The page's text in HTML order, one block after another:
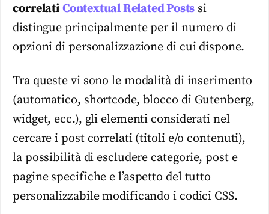
correlati Contextual Related Posts si
distingue principalmente per il numero di
opzioni di personalizzazione di cui dispone.
Tra queste vi sono le modalità di inserimento
(automatico, shortcode, blocco di Gutenberg,
widget, ecc.), gli elementi considerati nel
cercare i post correlati (titoli e/o contenuti),
la possibilità di escludere categorie, post e
pagine specifiche e l’aspetto del tutto
personalizzabile modificando i codici CSS.